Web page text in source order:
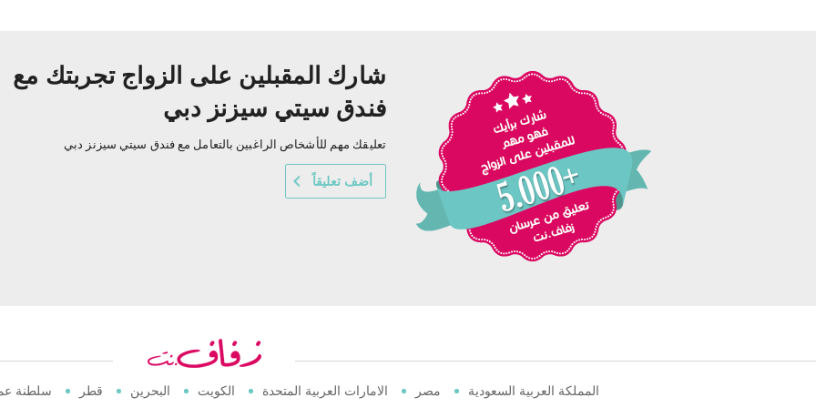
شارك المقبلين على الزواج تجربتك مع
فندق سيتي سيزنز دبي
تعليقك مهم للأشخاص الراغبين بالتعامل مع فندق سيتي سيزنز دبي
أضف تعليقاً
المملكة العربية السعودية مصر الامارات العربية المتحدة الكويت البحرين قطر سلطنة